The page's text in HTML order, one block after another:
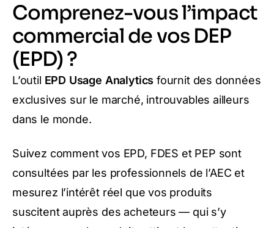
Comprenez-vous l’impact
commercial de vos DEP
(EPD) ?
L’outil EPD Usage Analytics fournit des données
exclusives sur le marché, introuvables ailleurs
dans le monde.
Suivez comment vos EPD, FDES et PEP sont
consultées par les professionnels de l’AEC et
mesurez l’intérêt réel que vos produits
suscitent auprès des acheteurs — qui s’y